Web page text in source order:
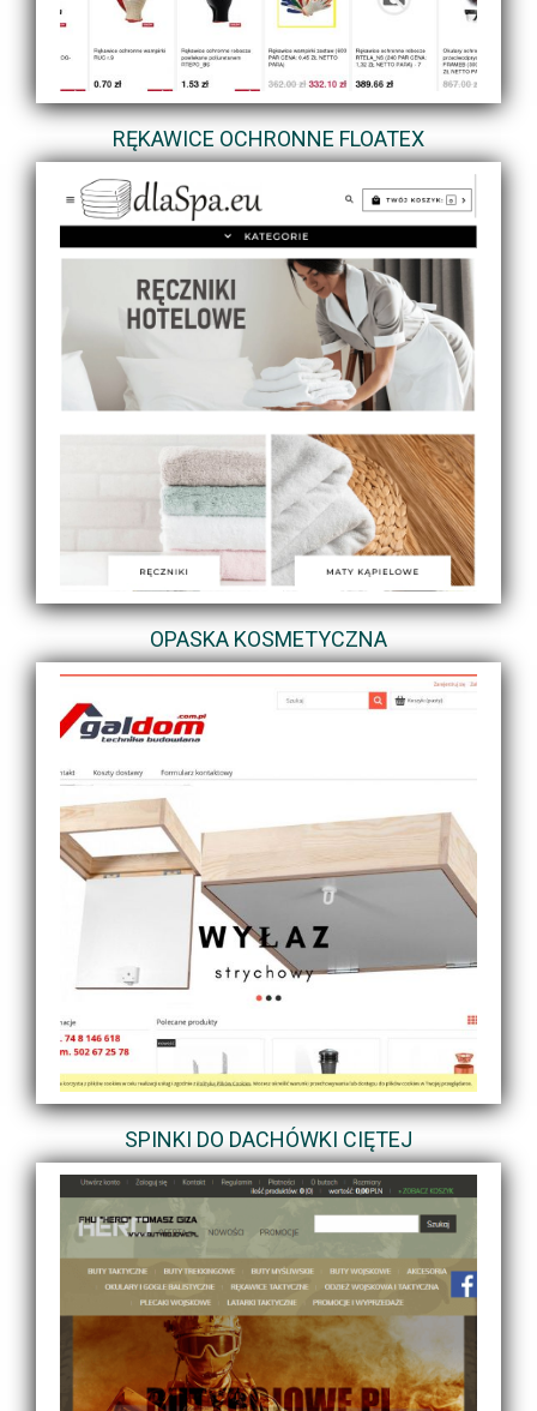
RĘKAWICE OCHRONNE FLOATEX
OPASKA KOSMETYCZNA
SPINKI DO DACHÓWKI CIĘTEJ